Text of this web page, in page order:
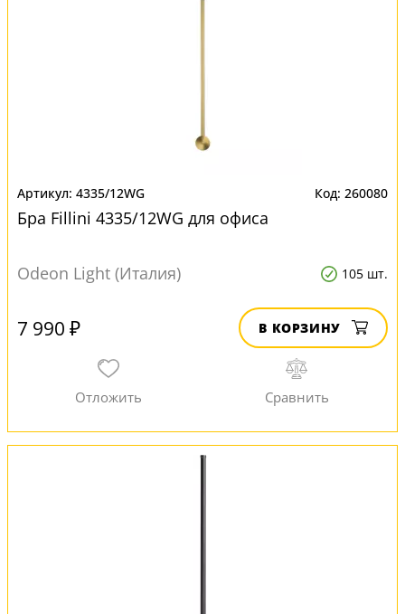
4335/12WG 260080
Бра Fillini 4335/12WG для офиса
Odeon Light (Италия) 105 шт.
7 990 ₽ В КОРЗИНУ